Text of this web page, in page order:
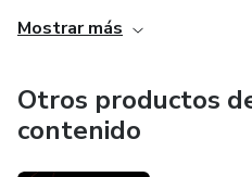
Mostrar más
Otros productos
contenido